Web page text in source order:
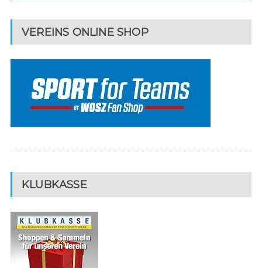
VEREINS ONLINE SHOP
KLUBKASSE